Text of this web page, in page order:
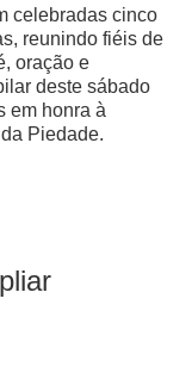
celebradas cinco
reunindo fiéis de
oração e
deste sábado
em honra à
Piedade.